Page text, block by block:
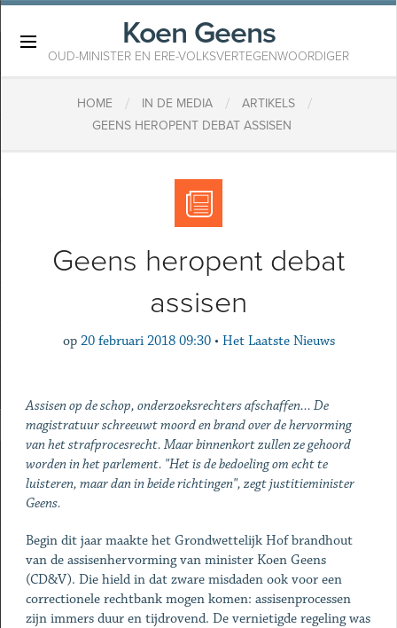
Koen Geens
OUD-MINISTER EN ERE-VOLKSVERTEGENWOORDIGER
HOME / IN DE MEDIA / ARTIKELS /
GEENS HEROPENT DEBAT ASSISEN
Geens heropent debat
assisen
op 20 februari 2018 09:30 • Het Laatste Nieuws
Assisen op de schop, onderzoeksrechters afschaffen... De
magistratuur schreeuwt moord en brand over de hervorming
van het strafprocesrecht. Maar binnenkort zullen ze gehoord
worden in het parlement. "Het is de bedoeling om echt te
luisteren, maar dan in beide richtingen", zegt justitieminister
Geens.
Begin dit jaar maakte het Grondwettelijk Hof brandhout
van de assisenhervorming van minister Koen Geens
(CD&V). Die hield in dat zware misdaden ook voor een
correctionele rechtbank mogen komen: assisenprocessen
zijn immers duur en tijdrovend. De vernietigde regeling was